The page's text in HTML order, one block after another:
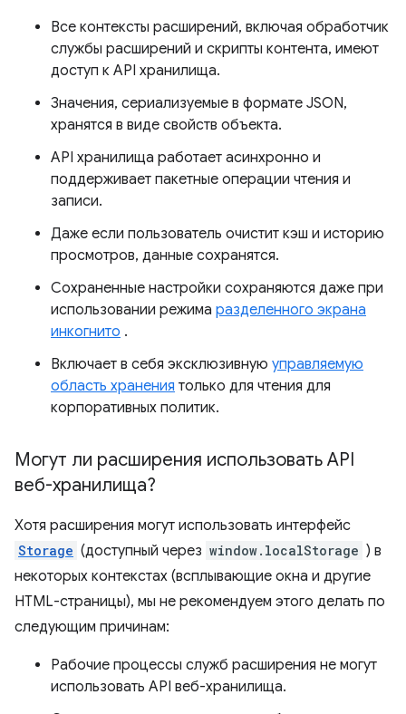
Все контексты расширений, включая обработчик
службы расширений и скрипты контента, имеют
доступ к API хранилища.
Значения, сериализуемые в формате JSON,
хранятся в виде свойств объекта.
API хранилища работает асинхронно и
поддерживает пакетные операции чтения и
записи.
Даже если пользователь очистит кэш и историю
просмотров, данные сохранятся.
Сохраненные настройки сохраняются даже при
использовании режима разделенного экрана
инкогнито .
Включает в себя эксклюзивную управляемую
область хранения только для чтения для
корпоративных политик.
Могут ли расширения использовать API
веб-хранилища?
Хотя расширения могут использовать интерфейс
Storage (доступный через window.localStorage ) в
некоторых контекстах (всплывающие окна и другие
HTML-страницы), мы не рекомендуем этого делать по
следующим причинам:
Рабочие процессы служб расширения не могут
использовать API веб-хранилища.